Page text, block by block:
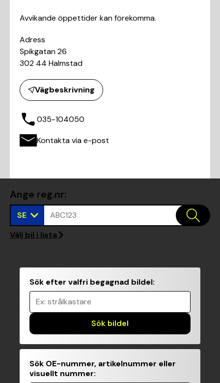
Avvikande öppettider kan förekomma.
Adress
Spikgatan 26
302 44 Halmstad
Vägbeskrivning
035-104050
Kontakta via e-post
Ange reg.nr:
SE
ABC123
Välj bil i lista
Sök efter valfri begagnad bildel:
Ex: strålkastare
Sök bildel
Sök OE-nummer, artikelnummer eller
visuellt nummer: